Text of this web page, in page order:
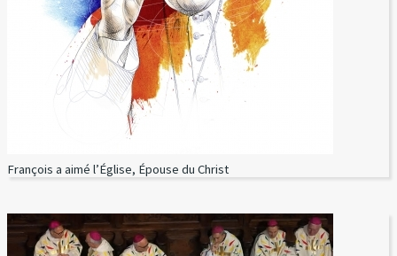
François a aimé l’Église, Épouse du Christ